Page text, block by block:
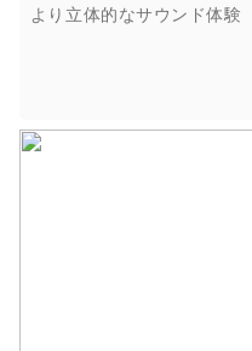
より立体的なサウンド体験